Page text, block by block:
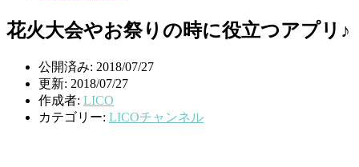
花火大会やお祭りの時に役立つアプリ♪
公開済み: 2018/07/27
更新: 2018/07/27
作成者: LICO
カテゴリー: LICOチャンネル